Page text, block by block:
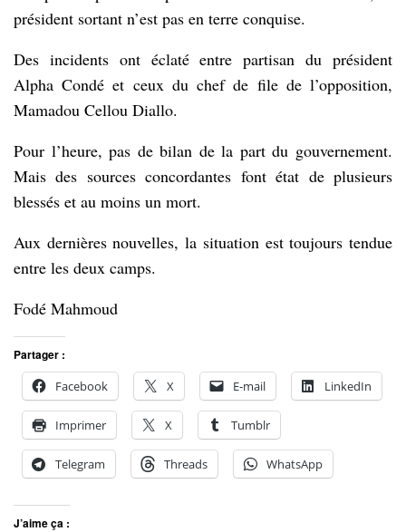
président sortant n’est pas en terre conquise.
Des incidents ont éclaté entre partisan du président
Alpha Condé et ceux du chef de file de l’opposition,
Mamadou Cellou Diallo.
Pour l’heure, pas de bilan de la part du gouvernement.
Mais des sources concordantes font état de plusieurs
blessés et au moins un mort.
Aux dernières nouvelles, la situation est toujours tendue
entre les deux camps.
Fodé Mahmoud
Partager :
Facebook
X E-mail LinkedIn
Imprimer X Tumblr
Telegram Threads WhatsApp
J’aime ça :